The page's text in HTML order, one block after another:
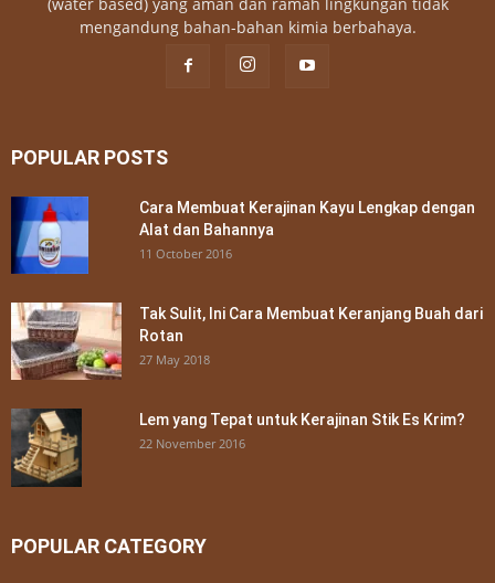
(water based) yang aman dan ramah lingkungan tidak
mengandung bahan-bahan kimia berbahaya.
POPULAR POSTS
Cara Membuat Kerajinan Kayu Lengkap dengan
Alat dan Bahannya
11 October 2016
Tak Sulit, Ini Cara Membuat Keranjang Buah dari
Rotan
27 May 2018
Lem yang Tepat untuk Kerajinan Stik Es Krim?
22 November 2016
POPULAR CATEGORY